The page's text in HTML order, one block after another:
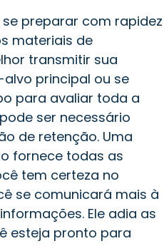
preparar com rapidez
materiais de
transmitir sua
principal ou se
para avaliar toda a
ser necessário
de retenção. Uma
fornece todas as
tem certeza no
se comunicará mais à
Ele adia as
esteja pronto para